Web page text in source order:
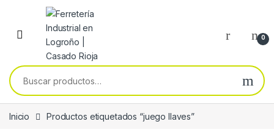
Skip to navigation
Skip to content
0
Buscar por:
Inicio Productos etiquetados “juego llaves”